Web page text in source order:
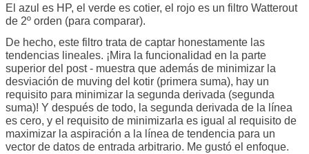
El azul es HP, el verde es cotier, el rojo es un filtro Watterout
de 2º orden (para comparar).
De hecho, este filtro trata de captar honestamente las
tendencias lineales. ¡Mira la funcionalidad en la parte
superior del post - muestra que además de minimizar la
desviación de muving del kotir (primera suma), hay un
requisito para minimizar la segunda derivada (segunda
suma)! Y después de todo, la segunda derivada de la línea
es cero, y el requisito de minimizarla es igual al requisito de
maximizar la aspiración a la línea de tendencia para un
vector de datos de entrada arbitrario. Me gustó el enfoque.